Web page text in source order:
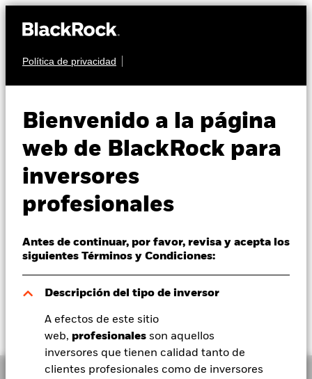
Política de privacidad
Bienvenido a la página
web de BlackRock para
inversores
profesionales
Antes de continuar, por favor, revisa y acepta los
siguientes Términos y Condiciones:
Descripción del tipo de inversor
A efectos de este sitio
web, profesionales son aquellos
inversores que tienen calidad tanto de
clientes profesionales como de inversores
Perspectivas
Visión de mercado
Educación
Profesionales
España
Change location
BlackRock
iShares
Markets Bond Fund
Valor liquidativo a 07 ago 2026
EUR 18,80
EUR -0,01 (-0,05%)
Información general